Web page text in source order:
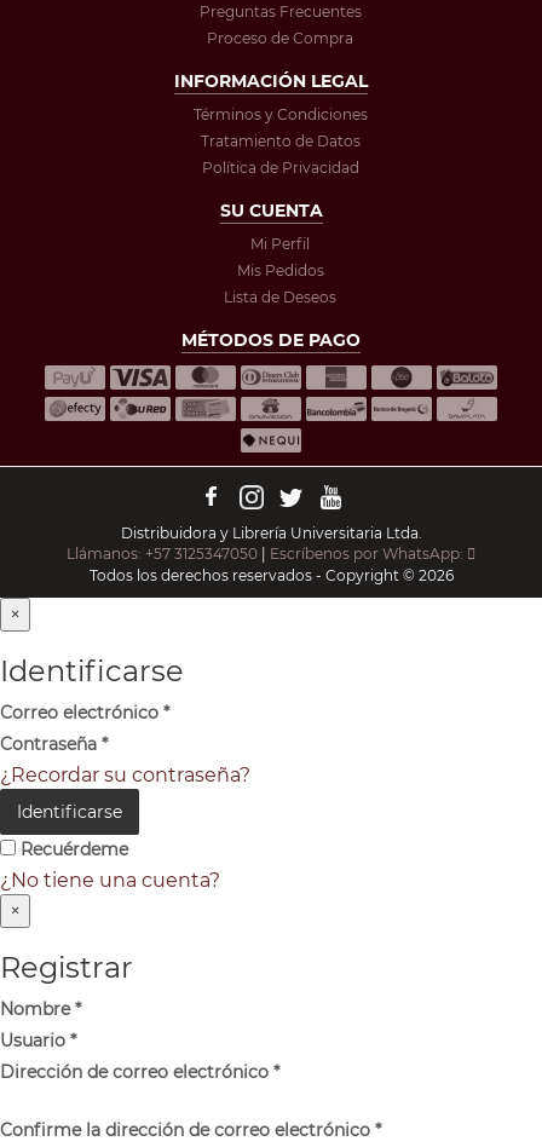
Preguntas Frecuentes
Proceso de Compra
INFORMACIÓN LEGAL
Términos y Condiciones
Tratamiento de Datos
Política de Privacidad
SU CUENTA
Mi Perfil
Mis Pedidos
Lista de Deseos
MÉTODOS DE PAGO
Distribuidora y Librería Universitaria Ltda.
Llámanos: +57 3125347050 | Escríbenos por WhatsApp:
Todos los derechos reservados - Copyright © 2026
×
Identificarse
Correo electrónico *
Contraseña *
¿Recordar su contraseña?
Identificarse
Recuérdeme
¿No tiene una cuenta?
×
Registrar
Nombre*
Usuario *
Dirección de correo electrónico *
Confirme la dirección de correo electrónico *